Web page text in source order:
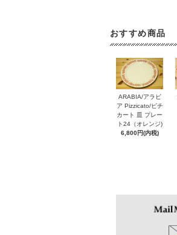
おすすめ商品
ARABIA/アラビ
ア Pizzicato/ピチ
カート 皿 プレー
ト24（オレンジ)
6,800円(内税)